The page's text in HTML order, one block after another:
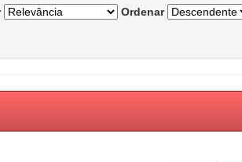
Ordenar